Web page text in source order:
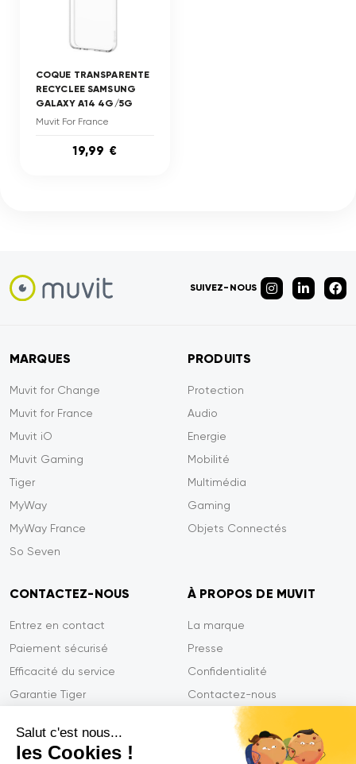
Salut c'est nous...
les Cookies !
COQUE TRANSPARENTE
RECYCLEE SAMSUNG
GALAXY A14 4G/5G
Muvit For France
19,99 €
SUIVEZ-NOUS
MARQUES
Muvit for Change
Muvit for France
Muvit iO
Muvit Gaming
Tiger
MyWay
MyWay France
So Seven
PRODUITS
Protection
Audio
Energie
Mobilité
Multimédia
Gaming
Objets Connectés
CONTACTEZ-NOUS
Entrez en contact
Paiement sécurisé
Efficacité du service
Garantie Tiger
À PROPOS DE MUVIT
La marque
Presse
Confidentialité
Contactez-nous